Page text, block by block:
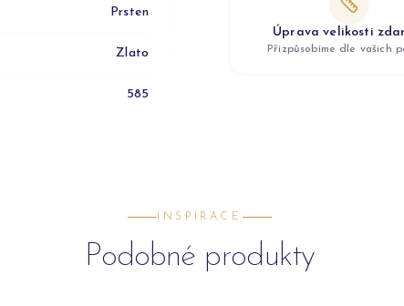
Prsten
Zlato
585
Úprava velikosti
Přizpůsobíme dle vašich
INSPIRACE
Podobné produkty